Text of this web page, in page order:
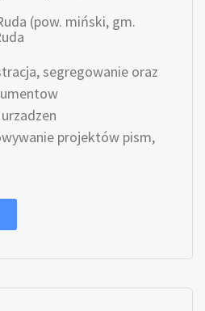
(pow. miński, gm.
segregowanie oraz
projektów pism,